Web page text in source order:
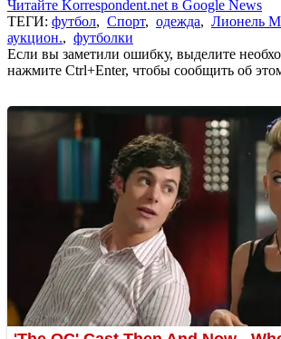
Читайте Korrespondent.net в Google News
ТЕГИ: футбол, Спорт, одежда, Лионель
аукцион., футболки
Если вы заметили ошибку, выделите
нажмите Ctrl+Enter, чтобы сообщить об